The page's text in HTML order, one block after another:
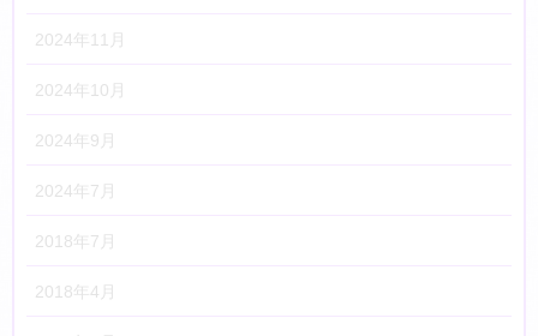
2024年11月
2024年10月
2024年9月
2024年7月
2018年7月
2018年4月